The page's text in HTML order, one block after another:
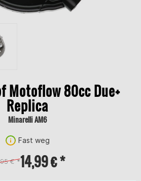
Motoflow 80cc Due+
Replica
Minarelli AM6
Fast weg
14,99 € *
€ *